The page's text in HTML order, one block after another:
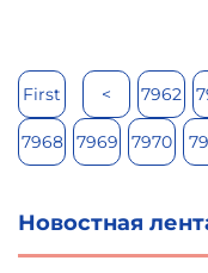
First < 7962
7968 7969 7970
Новостная